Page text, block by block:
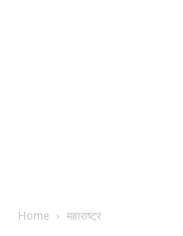
Home महाराष्ट्र